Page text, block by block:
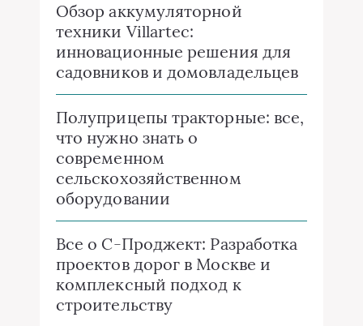
Обзор аккумуляторной
техники Villartec:
инновационные решения для
садовников и домовладельцев
Полуприцепы тракторные: все,
что нужно знать о
современном
сельскохозяйственном
оборудовании
Все о C-Проджект: Разработка
проектов дорог в Москве и
комплексный подход к
строительству